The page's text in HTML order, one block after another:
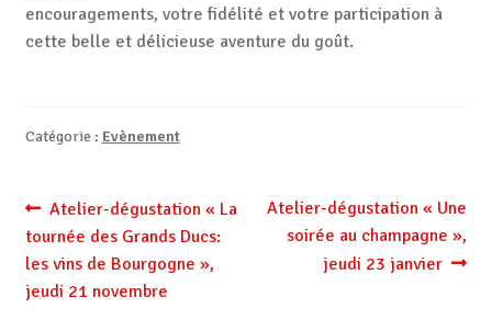
encouragements, votre fidélité et votre participation à
cette belle et délicieuse aventure du goût.
Catégorie : Evènement
Navigation
de
l’article
Article
précédent :
Atelier-dégustation « La
tournée des Grands Ducs:
les vins de Bourgogne »,
jeudi 21 novembre
Article
suivant :
Atelier-dégustation « Une
soirée au champagne »,
jeudi 23 janvier